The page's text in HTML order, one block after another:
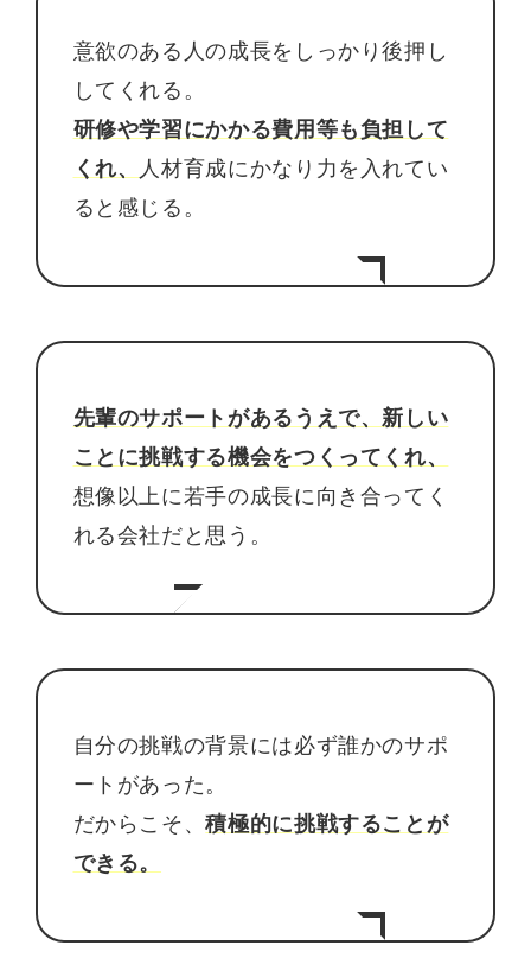
意欲のある人の成長をしっかり後押し
してくれる。
研修や学習にかかる費用等も負担して
くれ、
人材育成にかなり力を入れてい
ると感じる。
先輩のサポートがあるうえで、新しい
ことに挑戦する機会をつくってくれ、
想像以上に若手の成長に向き合ってく
れる会社だと思う。
自分の挑戦の背景には必ず誰かのサポ
ートがあった。
だからこそ、積極的に挑戦することが
できる。